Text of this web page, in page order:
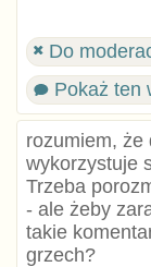
Do
Pokaż ten
rozumiem, że
wykorzystuje
Trzeba
- ale żeby
takie
grzech?